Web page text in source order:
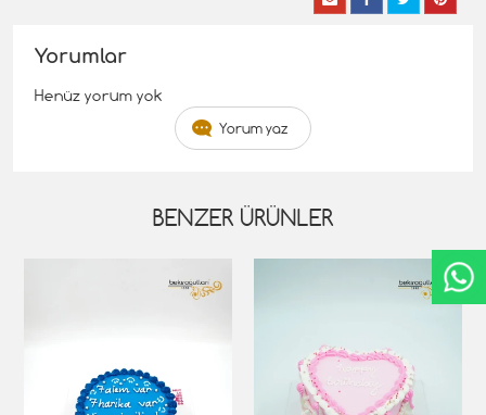
Yorumlar
Henüz yorum yok
Yorum yaz
BENZER ÜRÜNLER